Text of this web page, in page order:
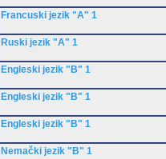
Francuski jezik "A" 1
Ruski jezik "A" 1
Engleski jezik "B" 1
Engleski jezik "B" 1
Engleski jezik "B" 1
Nemački jezik "B" 1